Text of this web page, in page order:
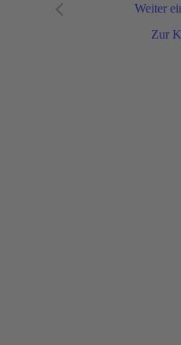
Zur
Weiter